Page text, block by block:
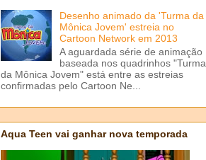
Desenho animado da 'Turma da
Mônica Jovem' estreia no
Cartoon Network em 2013
A aguardada série de animação
baseada nos quadrinhos "Turma
da Mônica Jovem" está entre as estreias
confirmadas pelo Cartoon Ne...
Aqua Teen vai ganhar nova temporada